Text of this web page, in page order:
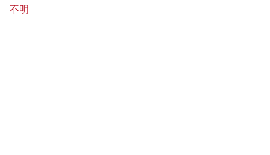
不明